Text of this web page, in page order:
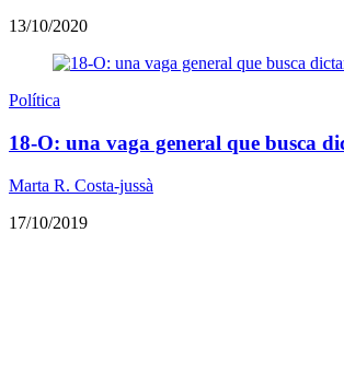
13/10/2020
Política
18-O: una vaga general que busca
Marta R. Costa-jussà
17/10/2019